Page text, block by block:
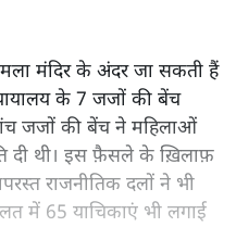
मंदिर के अंदर जा सकती हैं
के 7 जजों की बेंच
जजों की बेंच ने महिलाओं
दी थी। इस फ़ैसले के ख़िलाफ़
राजनीतिक दलों ने भी
में 65 याचिकाएं भी लगाई